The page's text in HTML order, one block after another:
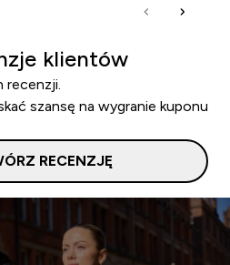
klientów
recenzji.
szansę na wygranie kuponu
RECENZJĘ